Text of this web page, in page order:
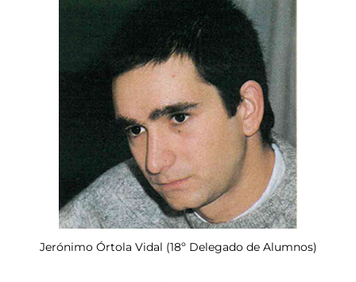
Jerónimo Órtola Vidal (18º Delegado de Alumnos)